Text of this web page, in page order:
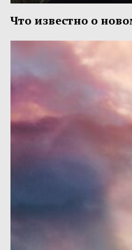
Что известно о